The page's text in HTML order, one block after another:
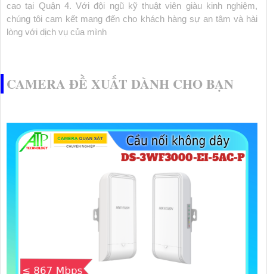
cao tại Quận 4. Với đội ngũ kỹ thuật viên giàu kinh nghiệm,
chúng tôi cam kết mang đến cho khách hàng sự an tâm và hài
lòng với dịch vụ của mình
CAMERA ĐỀ XUẤT DÀNH CHO BẠN